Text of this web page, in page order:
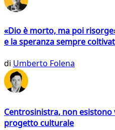
«Dio è morto, ma poi
e la speranza sempre
di Umberto Folena
Centrosinistra, non esistono
progetto culturale